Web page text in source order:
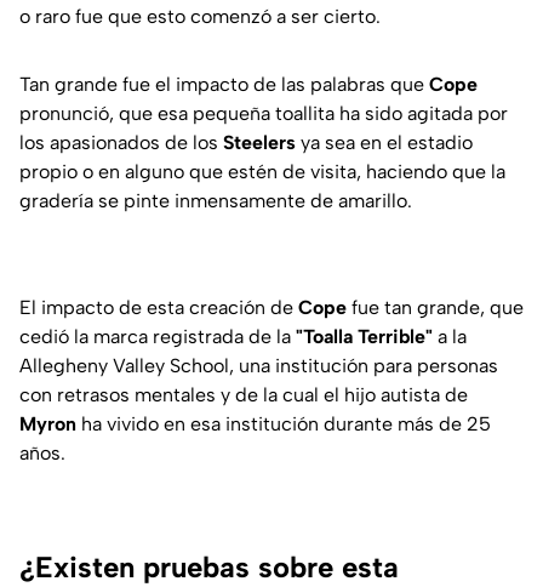
o raro fue que esto comenzó a ser cierto.
Tan grande fue el impacto de las palabras que Cope
pronunció, que esa pequeña toallita ha sido agitada por
los apasionados de los Steelers ya sea en el estadio
propio o en alguno que estén de visita, haciendo que la
gradería se pinte inmensamente de amarillo.
El impacto de esta creación de Cope fue tan grande, que
cedió la marca registrada de la "Toalla Terrible" a la
Allegheny Valley School, una institución para personas
con retrasos mentales y de la cual el hijo autista de
Myron ha vivido en esa institución durante más de 25
años.
¿Existen pruebas sobre esta